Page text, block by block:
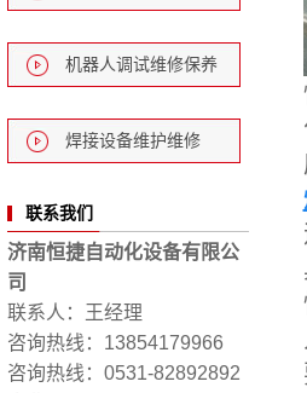
机器人调试维修保养
焊接设备维护维修
联系我们
济南恒捷自动化设备有限公
司
联系人：王经理
咨询热线：13854179966
咨询热线：0531-82892892